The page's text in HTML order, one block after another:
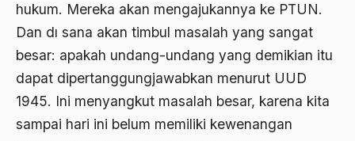
hukum. Mereka akan mengajukannya ke PTUN.
Dan dı sana akan timbul masalah yang sangat
besar: apakah undang-undang yang demikian itu
dapat dipertanggungjawabkan menurut UUD
1945. Ini menyangkut masalah besar, karena kita
sampai hari ini belum memiliki kewenangan
BHairawa
Bhairawan
Bharatiya Janatha Party